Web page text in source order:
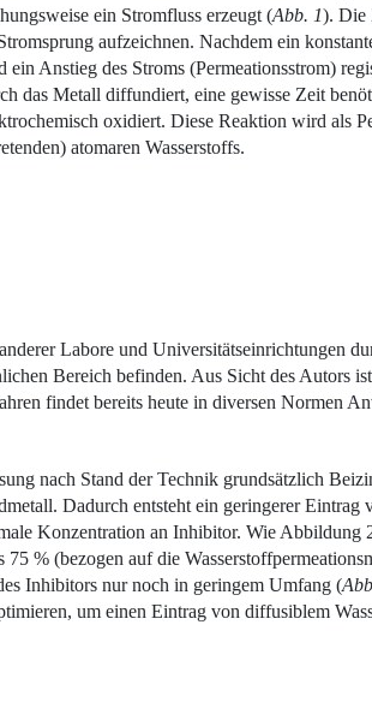
ein Stromfluss erzeugt (Abb. 1). Die
aufzeichnen. Nachdem ein
Anstieg des Stroms (Permea­tionsstrom)
das Metall diffundiert, eine gewisse Zeit
oxidiert. Diese Reaktion wird als
atomaren Wasserstoffs.
Labore und Universitätseinrichtungen
Bereich befinden. Aus Sicht des Autors
findet bereits heute in diversen Normen
nach Stand der Technik grundsätzlich
Dadurch entsteht ein geringerer Eintrag
Konzentration an Inhibitor. Wie Abbildung
% (bezogen auf die
Inhibitors nur noch in geringem Umfang (
um einen Eintrag von diffusiblem